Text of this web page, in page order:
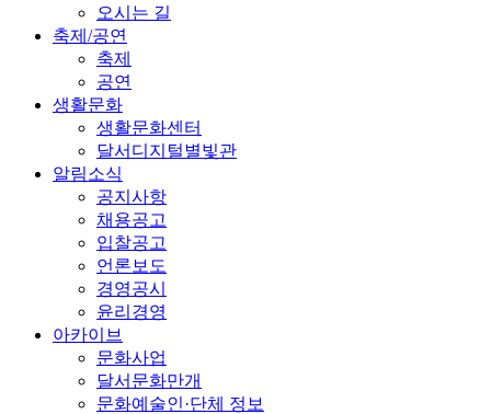
오시는 길
축제/공연
축제
공연
생활문화
생활문화센터
달서디지털별빛관
알림소식
공지사항
채용공고
입찰공고
언론보도
경영공시
윤리경영
아카이브
문화사업
달서문화만개
문화예술인·단체 정보